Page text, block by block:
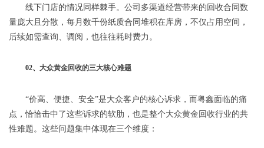
线下门店的情况同样棘手。公司多渠道经营带来的回收合同数
量庞大且分散，每月数千份纸质合同堆积在库房，不仅占用空间，
后续如需查询、调阅，也往往耗时费力。
02、 大众黄金回收的三大核心难题
“价高、便捷、安全”是大众客户的核心诉求，而粤鑫面临的痛
点，恰恰击中了这些诉求的软肋，也是整个大众黄金回收行业的共
性难题。这些问题集中体现在三个维度：